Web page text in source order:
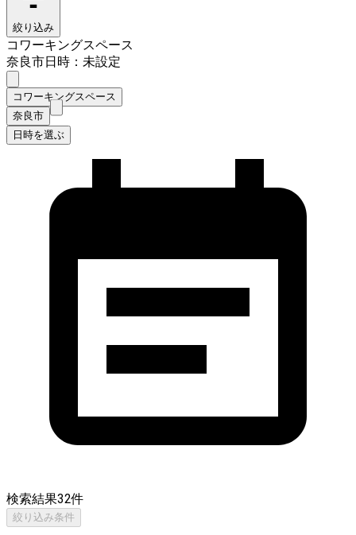
絞り込み
コワーキングスペース
奈良市日時：未設定
コワーキングスペース
奈良市
日時を選ぶ
検索結果32件
絞り込み条件